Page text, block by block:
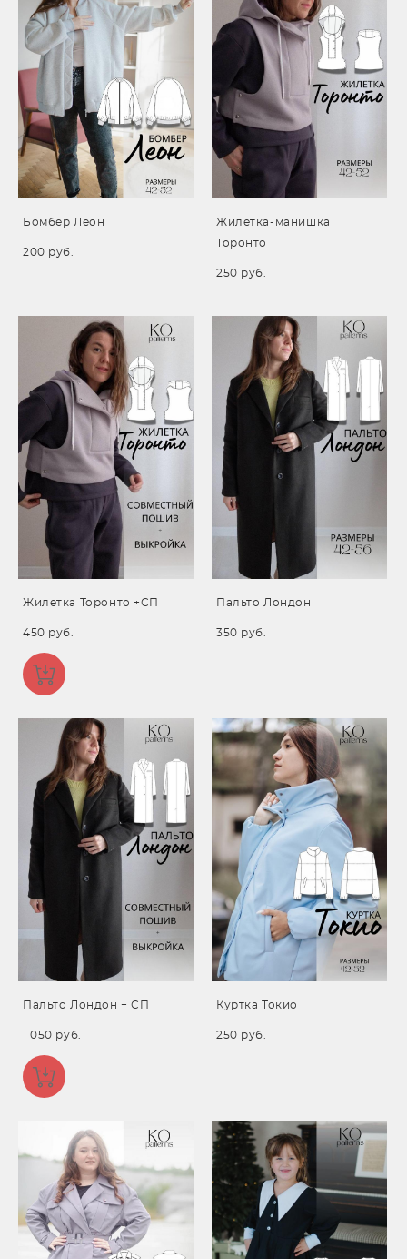
Бомбер Леон
200 pуб.
Жилетка-манишка
Торонто
250 pуб.
Жилетка Торонто +СП
450 pуб.
Пальто Лондон
350 pуб.
Пальто Лондон + СП
1 050 pуб.
Куртка Токио
250 pуб.